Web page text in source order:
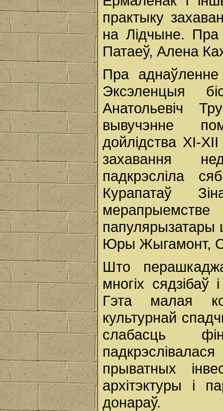
практыку
на Лідчыне. Пра
Патаеў, Алена
Пра
Эксэленцыя
Анатольевіч
вывучэнне
дойлідства ХI-
захавання
падкрэсліла
Курапатаў
папулярызатары
Юры Жыгамонт,
Што
многіх сядзібаў
Гэта малая
культурнай
слабасць
прыватных
архітэктуры і
донараў.